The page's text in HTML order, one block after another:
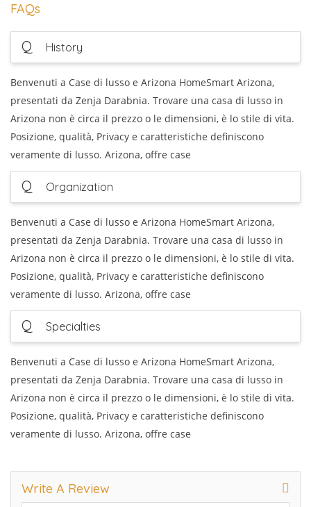
FAQs
Q History
Benvenuti a Case di lusso e Arizona HomeSmart Arizona,
presentati da Zenja Darabnia. Trovare una casa di lusso in
Arizona non è circa il prezzo o le dimensioni, è lo stile di vita.
Posizione, qualità, Privacy e caratteristiche definiscono
veramente di lusso. Arizona, offre case
Q Organization
Benvenuti a Case di lusso e Arizona HomeSmart Arizona,
presentati da Zenja Darabnia. Trovare una casa di lusso in
Arizona non è circa il prezzo o le dimensioni, è lo stile di vita.
Posizione, qualità, Privacy e caratteristiche definiscono
veramente di lusso. Arizona, offre case
Q Specialties
Benvenuti a Case di lusso e Arizona HomeSmart Arizona,
presentati da Zenja Darabnia. Trovare una casa di lusso in
Arizona non è circa il prezzo o le dimensioni, è lo stile di vita.
Posizione, qualità, Privacy e caratteristiche definiscono
veramente di lusso. Arizona, offre case
Write A Review